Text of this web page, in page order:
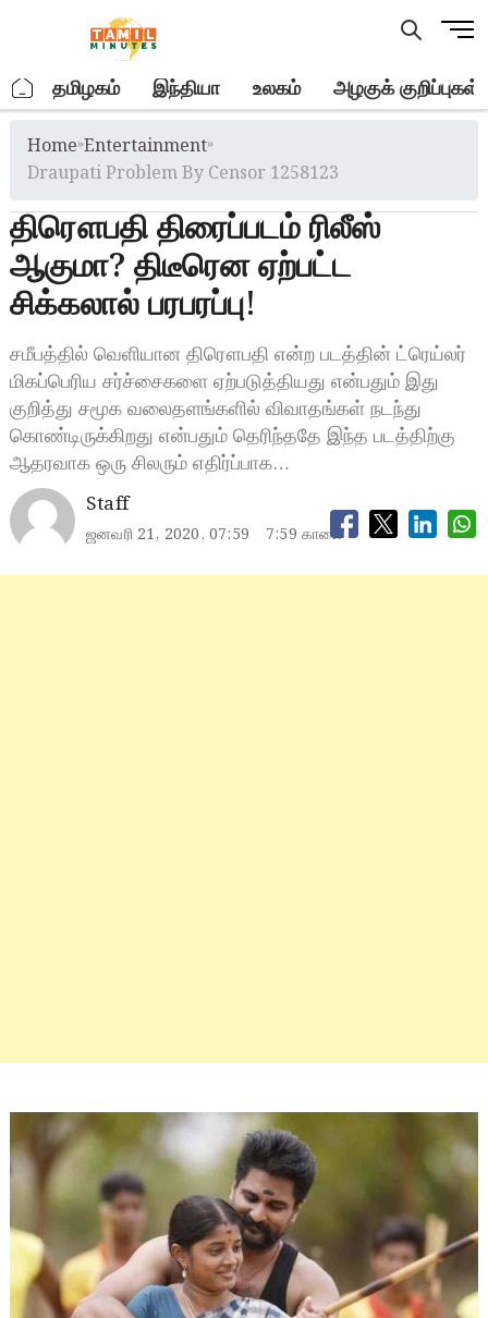
M
u
o
. தமிழகம் இந்தியா உலகம் அழகுக் குறிப்புகள்
Home»Entertainment»
Draupati Problem By Censor 1258123
திரௌபதி திரைப்படம் ரிலீஸ்
ஆகுமா? திடீரென ஏற்பட்ட
சிக்கலால் பரபரப்பு!
சமீபத்தில் வெளியான திரௌபதி என்ற படத்தின் ட்ரெய்லர்
மிகப்பெரிய சர்ச்சைகளை ஏற்படுத்தியது என்பதும் இது
குறித்து சமூக வலைதளங்களில் விவாதங்கள் நடந்து
கொண்டிருக்கிறது என்பதும் தெரிந்ததே இந்த படத்திற்கு
ஆதரவாக ஒரு சிலரும் எதிர்ப்பாக…
Staff
ஜனவரி 21, 2020, 07:59 7:59 காலை